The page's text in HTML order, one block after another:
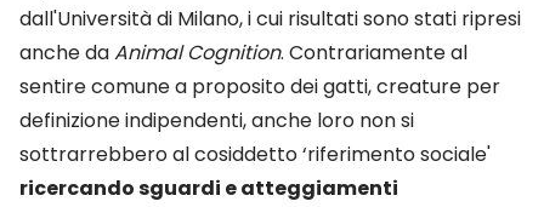
dall'Università di Milano, i cui risultati sono stati ripresi
anche daAnimal Cognition. Contrariamente al
sentire comune a proposito dei gatti, creature per
definizione indipendenti, anche loro non si
sottrarrebbero al cosiddetto ‘riferimento sociale'
ricercando sguardi e atteggiamenti